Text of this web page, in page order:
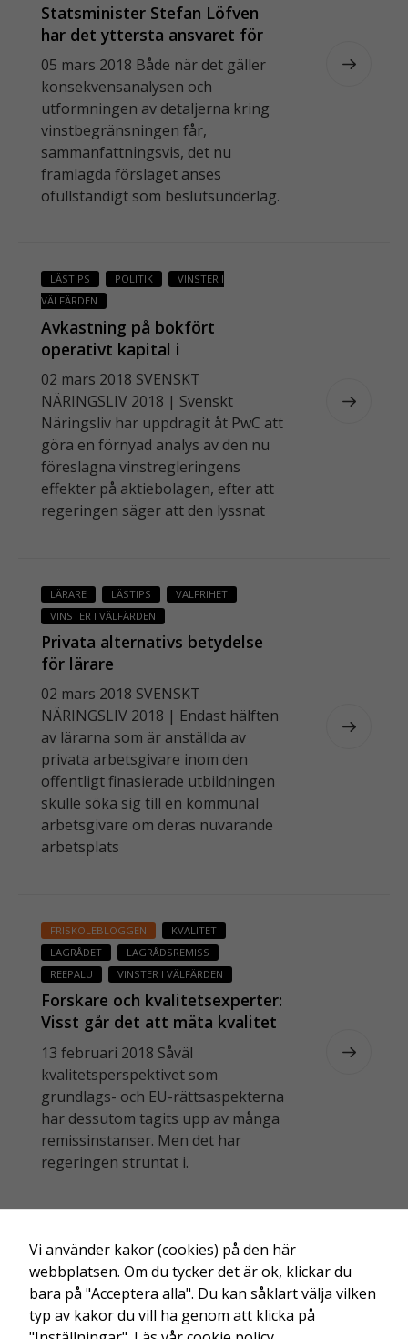
Statsminister Stefan Löfven
har det yttersta ansvaret för
att detta spektakel får fortgå
05 mars 2018 Både när det gäller
konsekvensanalysen och
utformningen av detaljerna kring
vinstbegränsningen får,
sammanfattningsvis, det nu
framlagda förslaget anses
ofullständigt som beslutsunderlag.
LÄSTIPS POLITIK
VINSTER I
VÄLFÄRDEN
Avkastning på bokfört
operativt kapital i
välfärdsbolag
02 mars 2018 SVENSKT
NÄRINGSLIV 2018 | Svenskt
Näringsliv har uppdragit åt PwC att
göra en förnyad analys av den nu
föreslagna vinstregleringens
effekter på aktiebolagen, efter att
regeringen säger att den lyssnat
LÄRARE LÄSTIPS
VALFRIHET
VINSTER I VÄLFÄRDEN
Privata alternativs betydelse
för lärare
02 mars 2018 SVENSKT
NÄRINGSLIV 2018 | Endast hälften
av lärarna som är anställda av
privata arbetsgivare inom den
offentligt finasierade utbildningen
skulle söka sig till en kommunal
arbetsgivare om deras nuvarande
arbetsplats
FRISKOLEBLOGGEN
KVALITET
LAGRÅDET
LAGRÅDSREMISS
REEPALU
VINSTER I VÄLFÄRDEN
Forskare och kvalitetsexperter:
Visst går det att mäta kvalitet
i vård, skola och omsorg
13 februari 2018 Såväl
kvalitetsperspektivet som
grundlags- och EU-rättsaspekterna
har dessutom tagits upp av många
remissinstanser. Men det har
regeringen struntat i.
Vi använder kakor (cookies) på den här
webbplatsen. Om du tycker det är ok, klickar du
bara på "Acceptera alla". Du kan såklart välja vilken
typ av kakor du vill ha genom att klicka på
Nödvändiga
behövs för
webbplatsen
S
t
a
ti
vi
s
u
n
n
b
ä
r
a